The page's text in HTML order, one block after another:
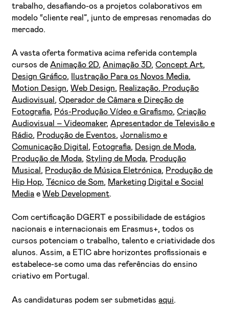
trabalho, desafiando-os a projetos colaborativos em
modelo “cliente real”, junto de empresas renomadas do
mercado.
A vasta oferta formativa acima referida contempla
cursos deAnimação 2D,Animação 3D,Concept Art,
Design Gráfico, Ilustração Para os Novos Media,
Motion Design,Web Design, Realização, Produção
Audiovisual ,Operador de Câmara e Direção de
Fotografia, Pós-Produção Vídeo e Grafismo,Criação
Audiovisual – Videomaker,Apresentador de Televisão e
Rádio, Produção de Eventos,Jornalismo e
Comunicação Digital , Fotografia, Design de Moda,
Produção de Moda,Styling de Moda, Produção
Musical , Produção de Música Eletrónica, Produção de
Hip Hop,Técnico de Som, Marketing Digital e Social
Media eWeb Development.
Com certificação DGERT e possibilidade de estágios
nacionais e internacionais em Erasmus+, todos os
cursos potenciam o trabalho, talento e criatividade dos
alunos. Assim, a ETIC abre horizontes profissionais e
estabelece-se como uma das referências do ensino
criativo em Portugal.
As candidaturas podem ser submetidasaqui.